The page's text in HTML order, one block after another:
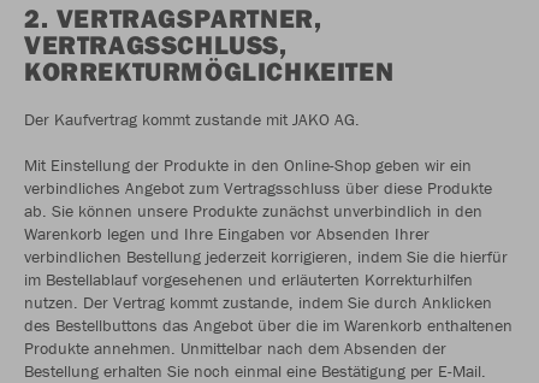
2. VERTRAGSPARTNER,
VERTRAGSSCHLUSS,
KORREKTURMÖGLICHKEITEN
Der Kaufvertrag kommt zustande mit JAKO AG.
Mit Einstellung der Produkte in den Online-Shop geben wir ein
verbindliches Angebot zum Vertragsschluss über diese Produkte
ab. Sie können unsere Produkte zunächst unverbindlich in den
Warenkorb legen und Ihre Eingaben vor Absenden Ihrer
verbindlichen Bestellung jederzeit korrigieren, indem Sie die hierfür
im Bestellablauf vorgesehenen und erläuterten Korrekturhilfen
nutzen. Der Vertrag kommt zustande, indem Sie durch Anklicken
des Bestellbuttons das Angebot über die im Warenkorb enthaltenen
Produkte annehmen. Unmittelbar nach dem Absenden der
Bestellung erhalten Sie noch einmal eine Bestätigung per E-Mail.